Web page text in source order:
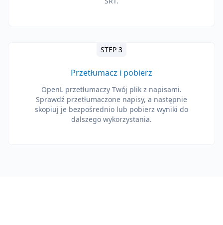
STEP 3
Przetłumacz i pobierz
OpenL przetłumaczy Twój plik z napisami.
Sprawdź przetłumaczone napisy, a następnie
skopiuj je bezpośrednio lub pobierz wyniki do
dalszego wykorzystania.